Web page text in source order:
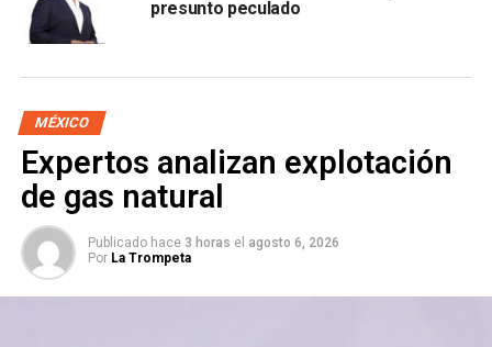
fue trasquilado como parte de una “novatada”.
instruido realizar una investigación a fondopara
conocer los hechos, los afectados y a los responsables,
de tal suerte que se puedan deslindar responsabilidades
y aplicar las sanciones que marca el reglamento.
presunto peculado
MÉXICO
Expertos analizan explotación
de gas natural
Publicado hace 3 horas el agosto 6, 2026
Por La Trompeta